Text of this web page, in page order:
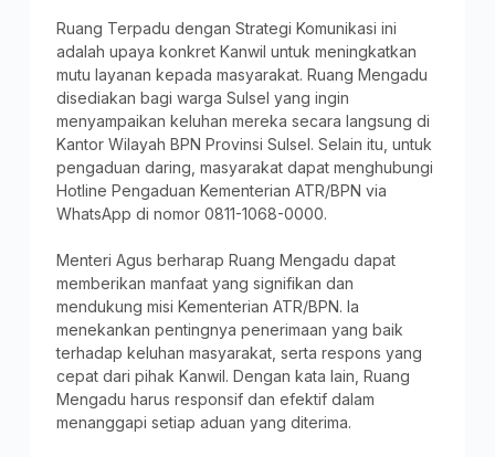
Ruang Terpadu dengan Strategi Komunikasi ini
adalah upaya konkret Kanwil untuk meningkatkan
mutu layanan kepada masyarakat. Ruang Mengadu
disediakan bagi warga Sulsel yang ingin
menyampaikan keluhan mereka secara langsung di
Kantor Wilayah BPN Provinsi Sulsel. Selain itu, untuk
pengaduan daring, masyarakat dapat menghubungi
Hotline Pengaduan Kementerian ATR/BPN via
WhatsApp di nomor 0811-1068-0000.
Menteri Agus berharap Ruang Mengadu dapat
memberikan manfaat yang signifikan dan
mendukung misi Kementerian ATR/BPN. Ia
menekankan pentingnya penerimaan yang baik
terhadap keluhan masyarakat, serta respons yang
cepat dari pihak Kanwil. Dengan kata lain, Ruang
Mengadu harus responsif dan efektif dalam
menanggapi setiap aduan yang diterima.